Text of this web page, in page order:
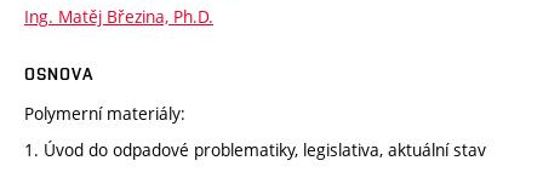
Ing. Matěj Březina, Ph.D.
OSNOVA
Polymerní materiály:
1. Úvod do odpadové problematiky, legislativa, aktuální stav